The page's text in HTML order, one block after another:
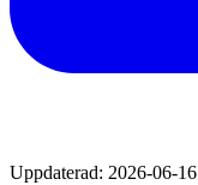
Uppdaterad: 2026-06-16